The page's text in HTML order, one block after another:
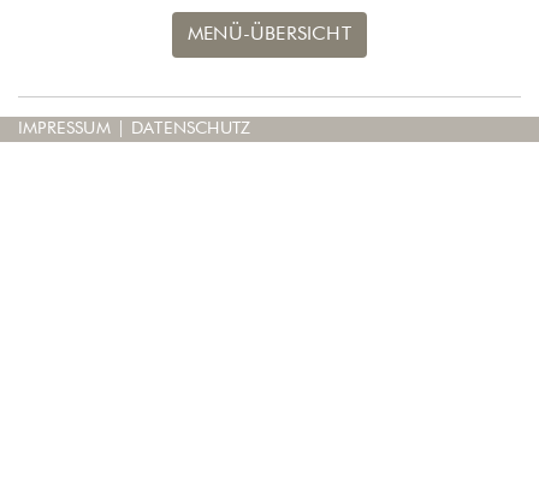
MENÜ-ÜBERSICHT
IMPRESSUM DATENSCHUTZ